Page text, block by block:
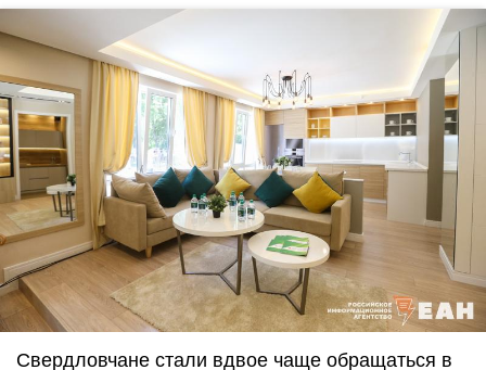
Свердловчане стали вдвое чаще обращаться в